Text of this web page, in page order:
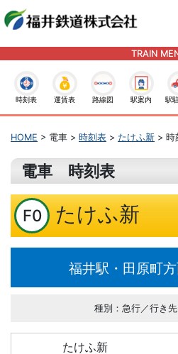
TRAIN
時刻表 運賃表 路線図 駅案内 駅
HOME > 電車 > 時刻表 > たけふ新 > 時
電車 時刻表
F0 たけふ新
福井駅・田原町
種別：急行／行き
たけふ新